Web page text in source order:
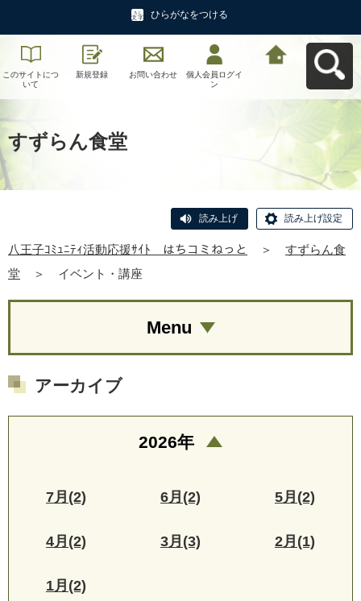
ひらがなをつける
このサイトにつ
いて
新規登録 お問い合わせ
個人会員ログイ
ン
すずらん食堂
読み上げ 読み上げ設定
八王子ｺﾐｭﾆﾃｨ活動応援ｻｲﾄ はちコミねっと ＞
すずらん食
堂
＞ イベント・講座
Menu
アーカイブ
2026年
7月(2) 6月(2) 5月(2)
4月(2) 3月(3) 2月(1)
1月(2)